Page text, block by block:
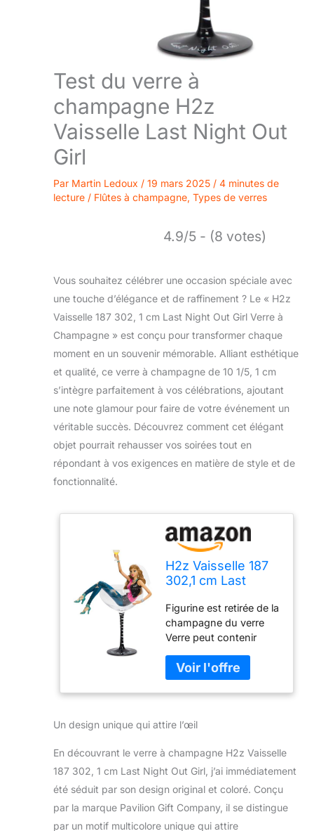
Test du verre à
champagne H2z
Vaisselle Last Night Out
Girl
Par Martin Ledoux / 19 mars 2025 / 4 minutes de
lecture / Flûtes à champagne, Types de verres
4.9/5 - (8 votes)
Vous souhaitez célébrer une occasion spéciale avec
une touche d’élégance et de raffinement ? Le « H2z
Vaisselle 187 302, 1 cm Last Night Out Girl Verre à
Champagne » est conçu pour transformer chaque
moment en un souvenir mémorable. Alliant esthétique
et qualité, ce verre à champagne de 10 1/5, 1 cm
s’intègre parfaitement à vos célébrations, ajoutant
une note glamour pour faire de votre événement un
véritable succès. Découvrez comment cet élégant
objet pourrait rehausser vos soirées tout en
répondant à vos exigences en matière de style et de
fonctionnalité.
H2z Vaisselle 187
302,1 cm Last
Verre à
Champagne, 10
1/5,1 cm
Figurine est retirée de la
champagne du verre
Verre peut contenir
liquide Livré avec une
étiquette de boisson
avec Clever définitions
vaisselle et micro-
une boîte cadeau prêt
Un design unique qui attire l’œil
En découvrant le verre à champagne H2z Vaisselle
187 302, 1 cm Last Night Out Girl, j’ai immédiatement
été séduit par son design original et coloré. Conçu
par la marque Pavilion Gift Company, il se distingue
par un motif multicolore unique qui attire